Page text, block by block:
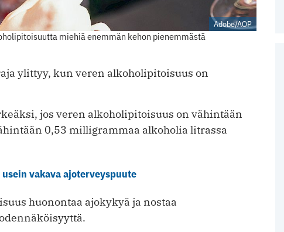
Adobe/AOP
miehiä enemmän kehon pienemmästä
ylittyy, kun veren alkoholipitoisuus on
jos veren alkoholipitoisuus on vähintään
0,53 milligrammaa alkoholia litrassa
vakava ajoterveyspuute
huonontaa ajokykyä ja nostaa